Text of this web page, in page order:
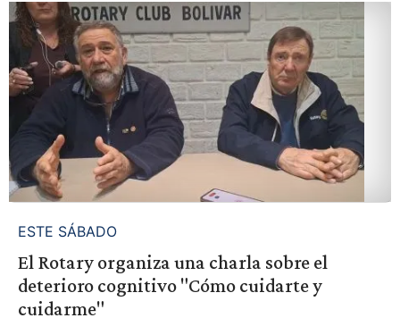
ESTE SÁBADO
El Rotary organiza una charla sobre el
deterioro cognitivo "Cómo cuidarte y
cuidarme"